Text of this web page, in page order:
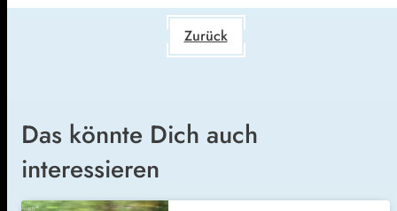
Zurück
Das könnte Dich auch
interessieren